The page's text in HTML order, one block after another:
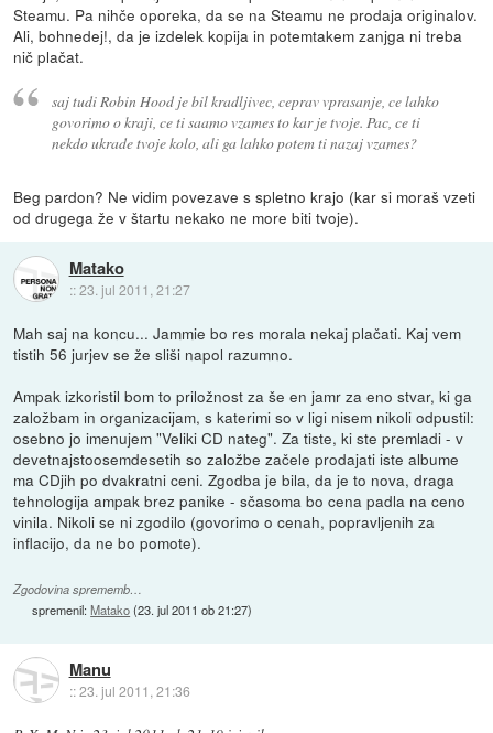
Steamu. Pa nihče oporeka, da se na Steamu ne prodaja originalov.
Ali, bohnedej!, da je izdelek kopija in potemtakem zanjga ni treba
nič plačat.
saj tudi Robin Hood je bil kradljivec, ceprav vprasanje, ce lahko
govorimo o kraji, ce ti saamo vzames to kar je tvoje. Pac, ce ti
nekdo ukrade tvoje kolo, ali ga lahko potem ti nazaj vzames?
Beg pardon? Ne vidim povezave s spletno krajo (kar si moraš vzeti
od drugega že v štartu nekako ne more biti tvoje).
Matako
::23. jul 2011, 21:27
Mah saj na koncu... Jammie bo res morala nekaj plačati. Kaj vem
tistih 56 jurjev se že sliši napol razumno.
Ampak izkoristil bom to priložnost za še en jamr za eno stvar, ki ga
založbam in organizacijam, s katerimi so v ligi nisem nikoli odpustil:
osebno jo imenujem "Veliki CD nateg". Za tiste, ki ste premladi - v
devetnajstoosemdesetih so založbe začele prodajati iste albume
ma CDjih po dvakratni ceni. Zgodba je bila, da je to nova, draga
tehnologija ampak brez panike - sčasoma bo cena padla na ceno
vinila. Nikoli se ni zgodilo (govorimo o cenah, popravljenih za
inflacijo, da ne bo pomote).
Zgodovina sprememb…
spremenil:Matako(23. jul 2011 ob 21:27)
Manu
::23. jul 2011, 21:36